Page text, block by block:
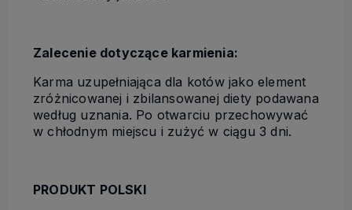
Zalecenie dotyczące karmienia:
Karma uzupełniająca dla kotów jako element
zróżnicowanej i zbilansowanej diety podawana
według uznania. Po otwarciu przechowywać
w chłodnym miejscu i zużyć w ciągu 3 dni.
PRODUKT POLSKI